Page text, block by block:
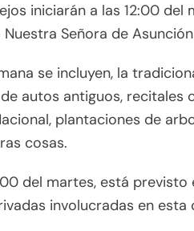
iniciarán a las 12:00
Señora de
se incluyen, la
autos antiguos, recitales
plantaciones de
cosas.
del martes, está
involucradas en esta